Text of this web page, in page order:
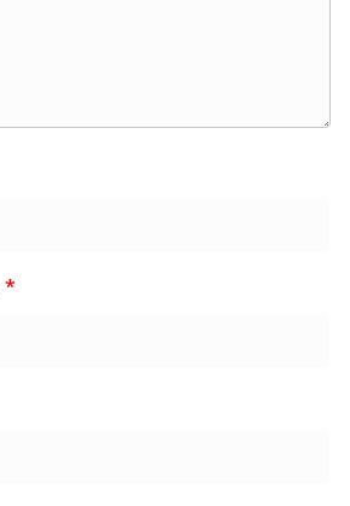
*